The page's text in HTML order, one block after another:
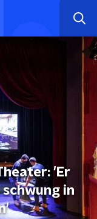
'Er
in